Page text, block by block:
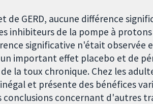
de GERD, aucune différence
inhibiteurs de la pompe à
significative n'était observée
important effet placebo et de
la toux chronique. Chez les
et présente des bénéfices
concernant d'autres